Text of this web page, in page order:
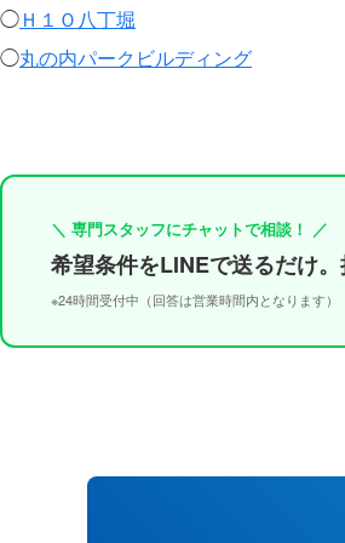
◯Ｈ１Ｏ八丁堀
◯丸の内パークビルディング
＼ 専門スタッフにチャットで相談！ ／
希望条件をLINEで送るだけ
※24時間受付中（回答は営業時間内となります）